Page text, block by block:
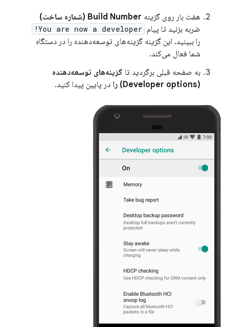
هفت بار روی گزینه Build Number (شماره ساخت)
ضربه بزنید تا پیام You are now a developer!
را ببینید. این گزینه گزینه‌های توسعه‌دهنده را در دستگاه
شما فعال می‌کند.
به صفحه قبلی برگردید تا گزینه‌های توسعه‌دهنده
(Developer options) را
در پایین پیدا کنید.